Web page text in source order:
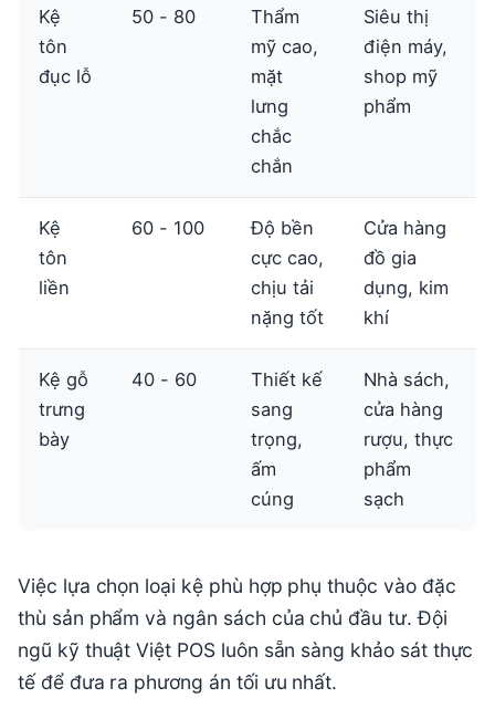
Kệ
tôn
đục lỗ
50 - 80
Thẩm
mỹ cao,
mặt
lưng
chắc
chắn
Siêu thị
điện máy,
shop mỹ
phẩm
Kệ
tôn
liền
60 - 100
Độ bền
cực cao,
chịu tải
nặng tốt
Cửa hàng
đồ gia
dụng, kim
khí
Kệ gỗ
trưng
bày
40 - 60
Thiết kế
sang
trọng,
ấm
cúng
Nhà sách,
cửa hàng
rượu, thực
phẩm
sạch
Việc lựa chọn loại kệ phù hợp phụ thuộc vào đặc
thù sản phẩm và ngân sách của chủ đầu tư. Đội
ngũ kỹ thuật Việt POS luôn sẵn sàng khảo sát thực
tế để đưa ra phương án tối ưu nhất.